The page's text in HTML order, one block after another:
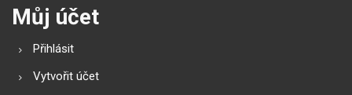
Můj účet
Přihlásit
Vytvořit účet